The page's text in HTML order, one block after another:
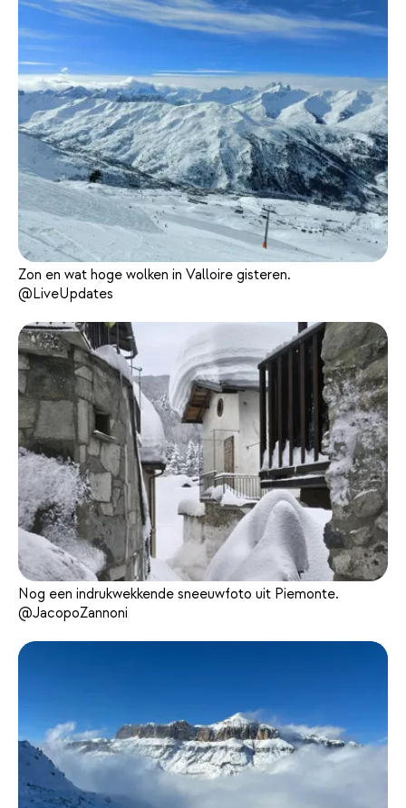
Zon en wat hoge wolken in Valloire gisteren.
@LiveUpdates
Nog een indrukwekkende sneeuwfoto uit Piemonte.
@JacopoZannoni